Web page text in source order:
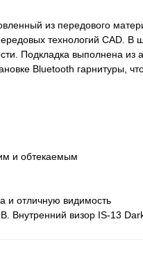
из передового
технологий CAD.
Подкладка выполнена из
Bluetooth гарнитуры,
и обтекаемым
и отличную видимость
визор IS-13